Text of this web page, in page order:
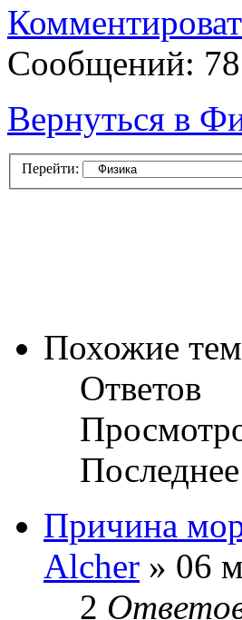
Сообщений: 78
Вернуться в
Перейти:
Похожие
Ответов
Причина
Alcher » 06
2